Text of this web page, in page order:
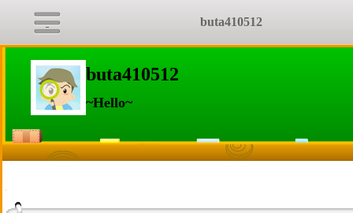
buta410512
~Hello~
:::
buta410512